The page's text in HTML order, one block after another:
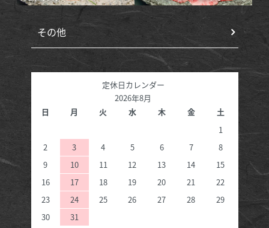
その他
定休日カレンダー
2026年8月
日
月 火 水 木 金
土
1
2
3 4 5 6 7
8
9
10 11 12 13 14
15
16
17 18 19 20 21
22
23
24 25 26 27 28
29
30
31